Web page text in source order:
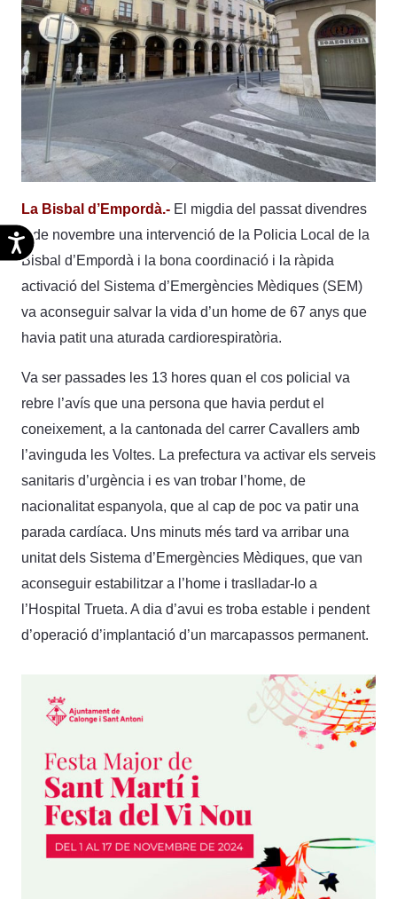
Accesibilidad
La Bisbal d’Empordà.- El migdia del passat divendres
3 de novembre una intervenció de la Policia Local de la
Bisbal d’Empordà i la bona coordinació i la ràpida
activació del Sistema d’Emergències Mèdiques (SEM)
va aconseguir salvar la vida d’un home de 67 anys que
havia patit una aturada cardiorespiratòria.
Va ser passades les 13 hores quan el cos policial va
rebre l’avís que una persona que havia perdut el
coneixement, a la cantonada del carrer Cavallers amb
l’avinguda les Voltes. La prefectura va activar els serveis
sanitaris d’urgència i es van trobar l’home, de
nacionalitat espanyola, que al cap de poc va patir una
parada cardíaca. Uns minuts més tard va arribar una
unitat dels Sistema d’Emergències Mèdiques, que van
aconseguir estabilitzar a l’home i traslladar-lo a
l’Hospital Trueta. A dia d’avui es troba estable i pendent
d’operació d’implantació d’un marcapassos permanent.